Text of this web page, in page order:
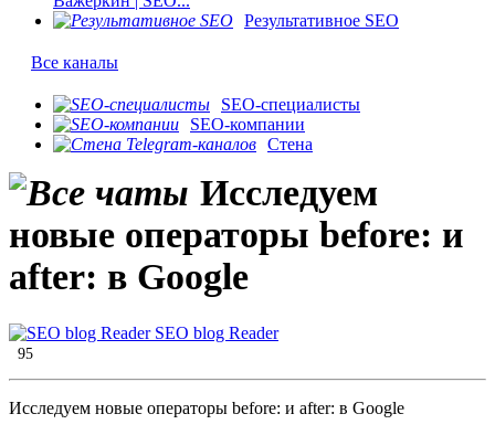
Результативное SEO
Все каналы
SEO-специалисты
SEO-компании
Стена
​​Исследуем
новые операторы before: и
after: в Google
SEO blog Reader
95
​​Исследуем новые операторы before: и after: в Google